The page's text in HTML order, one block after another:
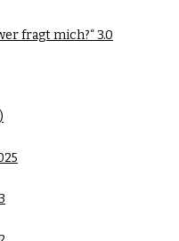
fragt mich?“ 3.0